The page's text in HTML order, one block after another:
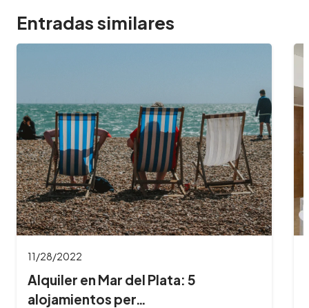
Entradas similares
11/16/2022
4 departamentos en Buenos Aires
para alojarte…